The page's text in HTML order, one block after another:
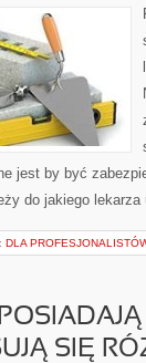
jest by być
do jakiego
DLA
SIĘ